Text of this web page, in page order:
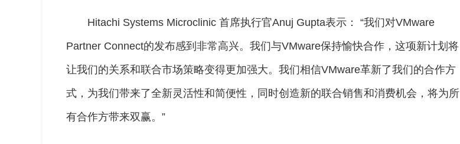
Hitachi Systems Microclinic 首席执行官Anuj Gupta表示： “我们对VMware
Partner Connect的发布感到非常高兴。我们与VMware保持愉快合作，这项新计划将
让我们的关系和联合市场策略变得更加强大。我们相信VMware革新了我们的合作方
式，为我们带来了全新灵活性和简便性，同时创造新的联合销售和消费机会，将为所
有合作方带来双赢。”